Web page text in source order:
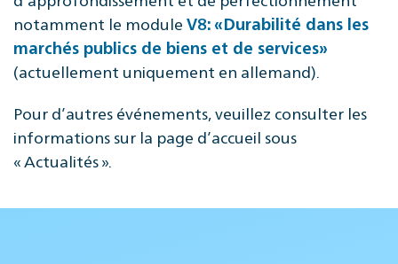
notamment le module V8: «Durabilité dans les
marchés publics de biens et de services»
(actuellement uniquement en allemand).
Pour d’autres événements, veuillez consulter les
informations sur la page d’accueil sous
« Actualités ».